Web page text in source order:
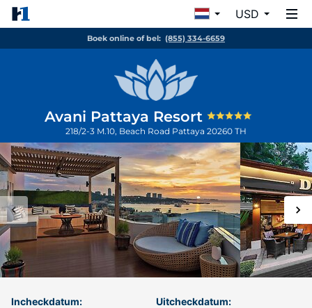
USD
Boek online of bel: (855) 334-6659
Avani Pattaya Resort
218/2-3 M.10, Beach Road Pattaya 20260 TH
Incheckdatum: Uitcheckdatum: